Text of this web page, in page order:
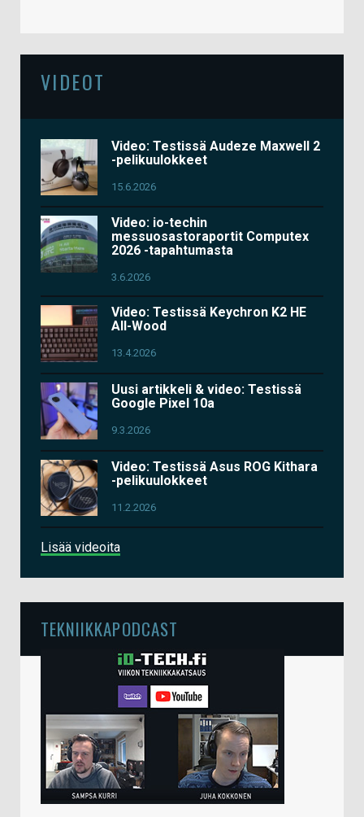
VIDEOT
Video: Testissä Audeze Maxwell 2
-pelikuulokkeet
15.6.2026
Video: io-techin
messuosastoraportit Computex
2026 -tapahtumasta
3.6.2026
Video: Testissä Keychron K2 HE
All-Wood
13.4.2026
Uusi artikkeli & video: Testissä
Google Pixel 10a
9.3.2026
Video: Testissä Asus ROG Kithara
-pelikuulokkeet
11.2.2026
Lisää videoita
TEKNIIKKAPODCAST